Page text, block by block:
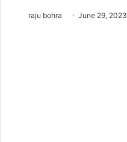
raju bohra June 29, 2023